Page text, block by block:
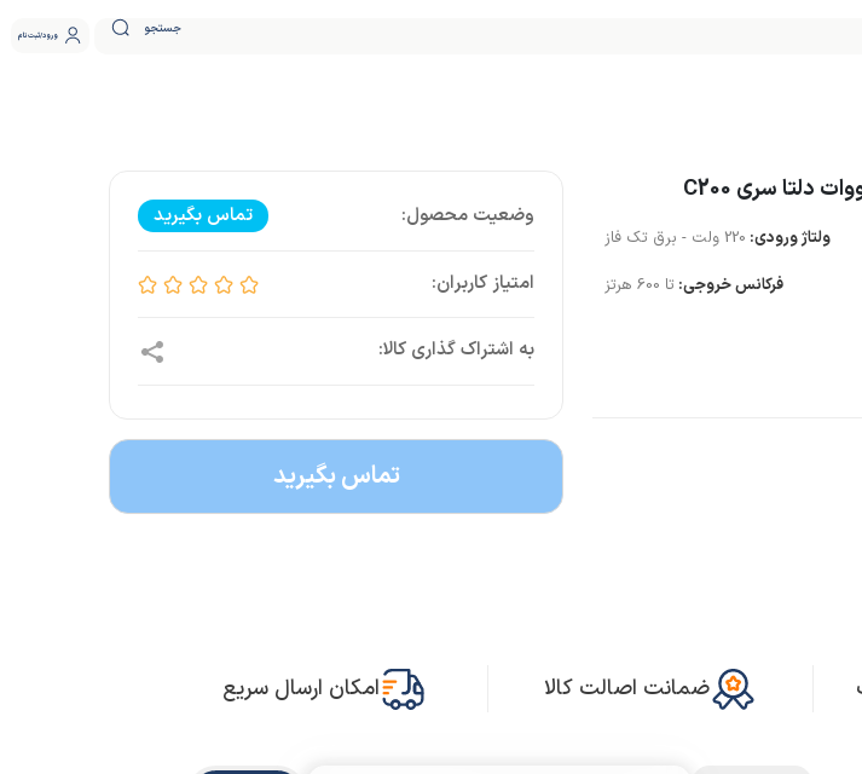
جستجو ورود ثبت نام
ولتاژ ورودی: 220 ولت - برق تک فاز
فرکانس خروجی: تا 600 هرتز
تماس بگیرید
تماس بگیرید
ضمانت اصالت کالا امکان ارسال سریع